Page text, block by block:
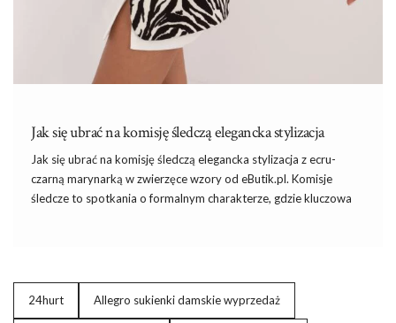
Jak się ubrać na komisję śledczą elegancka stylizacja
Jak się ubrać na komisję śledczą elegancka stylizacja z ecru-
czarną marynarką w zwierzęce wzory od eButik.pl. Komisje
śledcze to spotkania o formalnym charakterze, gdzie kluczowa
warto postawić na wyważoną stylizację, która połączy klasyczne
elementy z nowoczesnymi akcentami. W tym artykule
24hurt Allegro sukienki damskie wyprzedaż